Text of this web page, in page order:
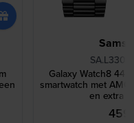
Galaxy Watch8 44
smartwatch met
en extra